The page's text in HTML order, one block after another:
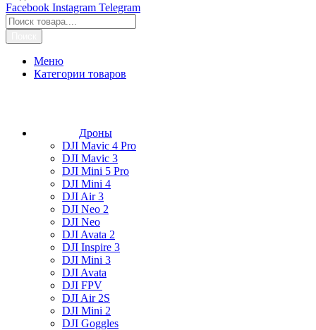
Facebook Instagram Telegram
Меню
Категории товаров
Дроны
DJI Mavic 4 Pro
DJI Mavic 3
DJI Mini 5 Pro
DJI Mini 4
DJI Air 3
DJI Neo 2
DJI Neo
DJI Avata 2
DJI Inspire 3
DJI Mini 3
DJI Avata
DJI FPV
DJI Air 2S
DJI Mini 2
DJI Goggles